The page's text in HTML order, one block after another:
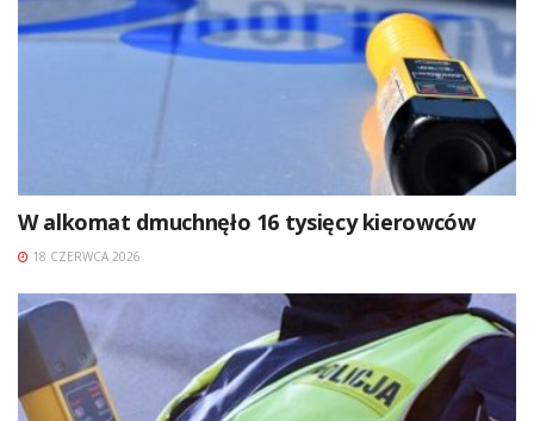
W alkomat dmuchnęło 16 tysięcy kierowców
18 CZERWCA 2026